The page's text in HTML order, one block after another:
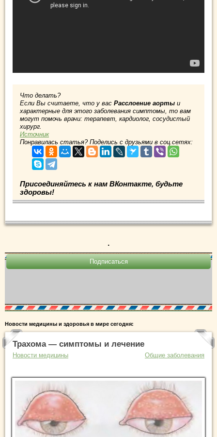
Что делать?
Если Вы считаете, что у вас Расслоение аорты и
характерные для этого заболевания симптомы, то вам
могут помочь врачи: терапевт, кардиолог, сосудистый
хирург.
Источник
Понравилась статья? Поделись с друзьями в соц.сетях:
Присоединяйтесь к нам ВКонтакте, будьте
здоровы!
.
Новости медицины и здоровья в мире сегодня:
Трахома — симптомы и лечение
Новости медицины Общие заболевания